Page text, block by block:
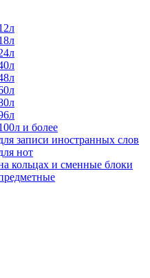
и более
записи иностранных слов
нот
кольцах и сменные блоки